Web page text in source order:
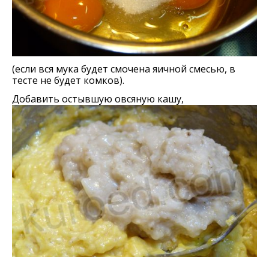
(если вся мука будет смочена яичной смесью, в
тесте не будет комков).
Добавить остывшую овсяную кашу,